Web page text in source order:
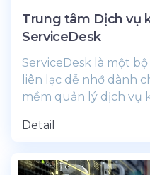
Trung tâm Dịch vụ
ServiceDesk
ServiceDesk là một
liên lạc dễ nhớ dành
mềm quản lý dịch vụ
Detail